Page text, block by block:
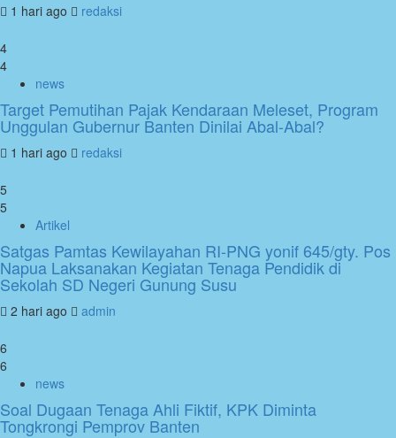
1 hari ago redaksi
4
4
news
Target Pemutihan Pajak Kendaraan Meleset, Program
Unggulan Gubernur Banten Dinilai Abal-Abal?
1 hari ago redaksi
5
5
Artikel
Satgas Pamtas Kewilayahan RI-PNG yonif 645/gty. Pos
Napua Laksanakan Kegiatan Tenaga Pendidik di
Sekolah SD Negeri Gunung Susu
2 hari ago admin
6
6
news
Soal Dugaan Tenaga Ahli Fiktif, KPK Diminta
Tongkrongi Pemprov Banten